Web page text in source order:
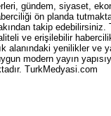
gündem, siyaset,
ön planda
takip
ve erişilebilir
alanındaki yenilikler
modern yayın
TurkMedyasi.com